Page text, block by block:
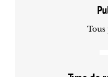
Tous